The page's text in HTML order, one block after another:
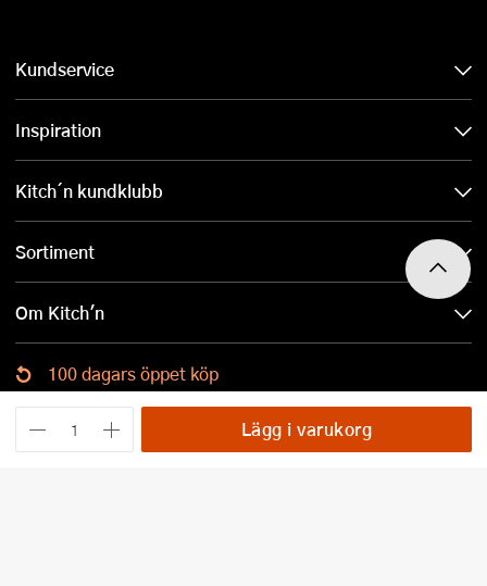
Lägg i varukorg
Kundservice
Inspiration
Kitch´n kundklubb
Sortiment
Om Kitch'n
100 dagars öppet köp
Ladda ned Kitch´n-appen